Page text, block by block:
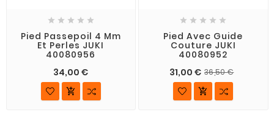
    
Pied Passepoil 4 Mm
Et Perles JUKI
40080956
34,00 €

    
Pied Avec Guide
Couture JUKI
40080952
31,00 € 36,50 €
